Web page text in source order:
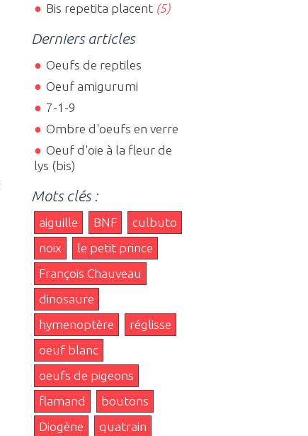
Bis repetita placent(5)
Derniers articles
Oeufs de reptiles
Oeuf amigurumi
7-1-9
Ombre d'oeufs en verre
Oeuf d'oie à la fleur de
lys (bis)
Mots clés :
aiguille BNF
culbuto
noix
le petit prince
François Chauveau
dinosaure
hymenoptère
réglisse
oeuf blanc
oeufs de pigeons
flamand
boutons
Diogène
quatrain